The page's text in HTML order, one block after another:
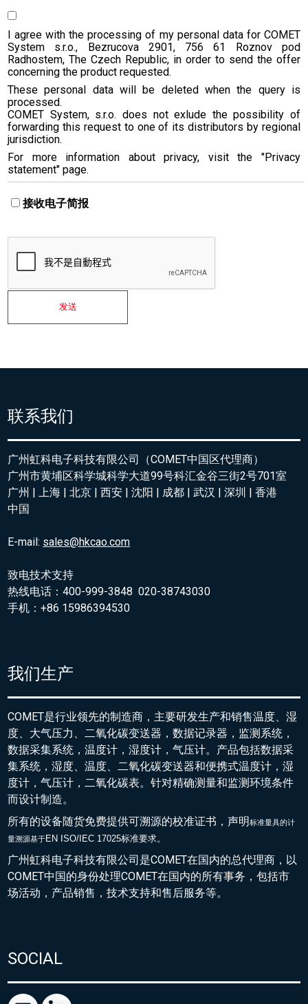
I agree with the processing of my personal data for COMET
System s.r.o., Bezrucova 2901, 756 61 Roznov pod
Radhostem, The Czech Republic, in order to send the offer
concerning the product requested.
These personal data will be deleted when the query is
processed.
COMET System, s.r.o. does not exlude the possibility of
forwarding this request to one of its distributors by regional
jurisdiction.
For more information about privacy, visit the "Privacy
statement" page.
接收电子简报
发送
联系我们
广州虹科电子科技有限公司（COMET中国区代理商）
广州市黄埔区科学城科学大道99号科汇金谷三街2号701室
广州 | 上海 | 北京 | 西安 | 沈阳 | 成都 | 武汉 | 深圳 | 香港
中国
E-mail: sales@hkcao.com
致电技术支持
热线电话：400-999-3848 020-38743030
手机：+86 15986394530
我们生产
COMET是行业领先的制造商，主要研发生产和销售温度、湿
度、大气压力、二氧化碳变送器，数据记录器，监测系统，
数据采集系统，温度计，湿度计，气压计。产品包括数据采
集系统，湿度、温度、二氧化碳变送器和便携式温度计，湿
度计，气压计，二氧化碳表。针对精确测量和监测环境条件
而设计制造。
所有的设备随货免费提供可溯源的校准证书，声明标准量具的计
量溯源基于EN ISO/IEC 17025标准要求。
广州虹科电子科技有限公司是COMET在国内的总代理商，以
COMET中国的身份处理COMET在国内的所有事务，包括市
场活动，产品销售，技术支持和售后服务等。
SOCIAL